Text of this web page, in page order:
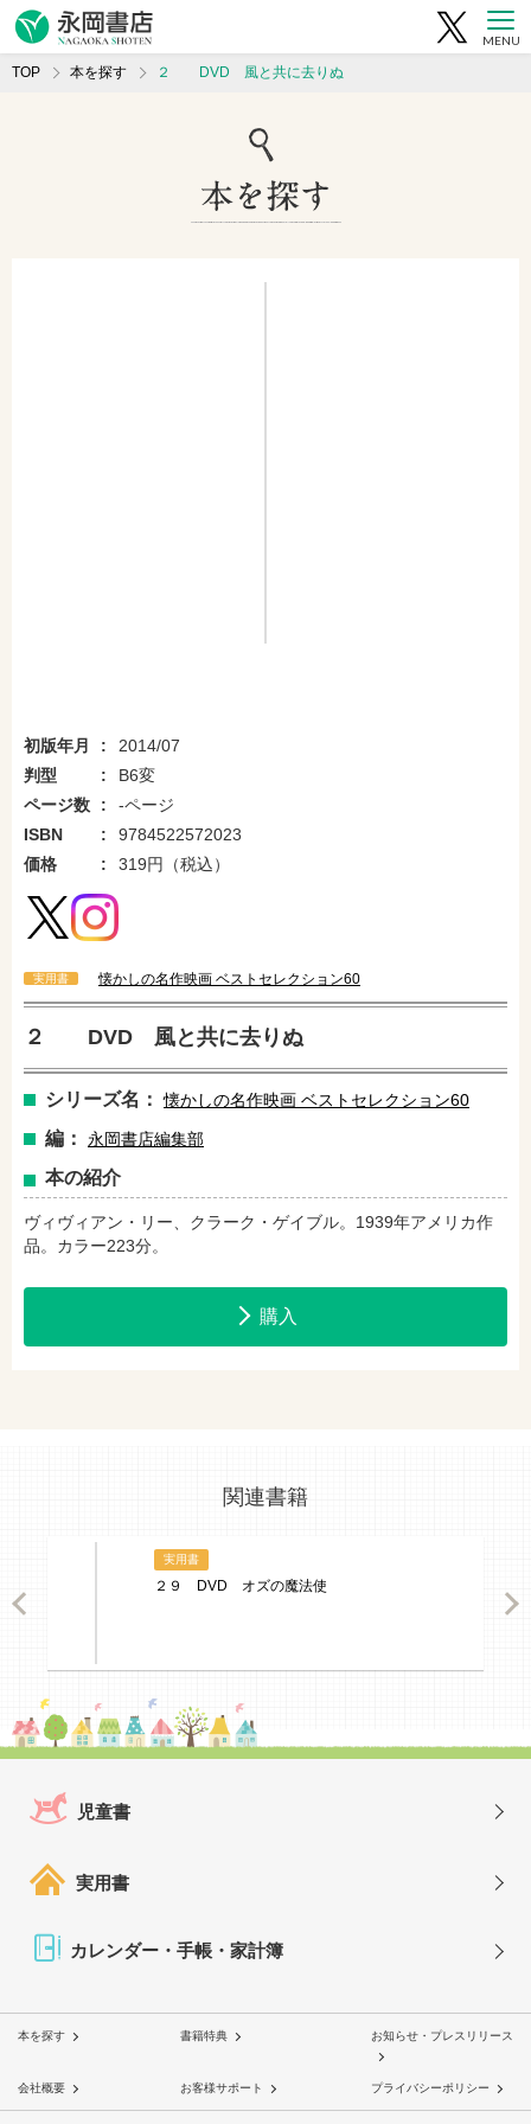
MENU
TOP 本を探す ２ DVD 風と共に去りぬ
初版年月
2014/07
判型
B6変
ページ数
-ページ
ISBN
9784522572023
価格
319円（税込）
実用書 懐かしの名作映画 ベストセレクション60
２ DVD 風と共に去りぬ
シリーズ名： 懐かしの名作映画 ベストセレクション60
編： 永岡書店編集部
本の紹介
ヴィヴィアン・リー、クラーク・ゲイブル。1939年アメリカ作
品。カラー223分。
購入
amazonで購入 楽天ブックスで購入
セブンネットショッピングで購入 紀伊國屋書店で購入
hontoで購入 ヨドバシ.comで購入
関連書籍
実用書
２９ DVD オズの魔法使
児童書
実用書
カレンダー・手帳・家計簿
本を探す 書籍特典 お知らせ・プレスリリース
会社概要 お客様サポート プライバシーポリシー